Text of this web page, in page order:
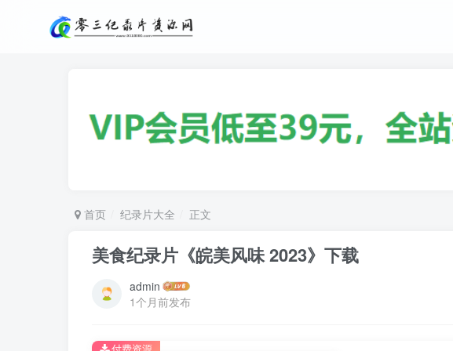
首页 纪录片大全 正文
美食纪录片《皖美风味 2023》下载
admin
1个月前发布